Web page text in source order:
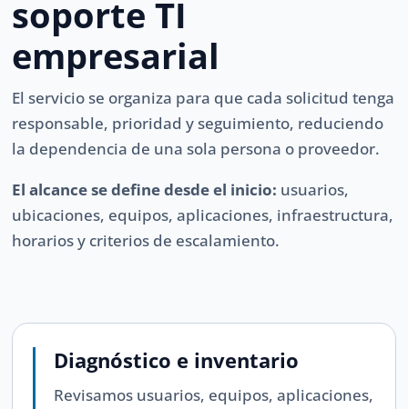
soporte TI
empresarial
El servicio se organiza para que cada solicitud tenga
responsable, prioridad y seguimiento, reduciendo
la dependencia de una sola persona o proveedor.
El alcance se define desde el inicio: usuarios,
ubicaciones, equipos, aplicaciones, infraestructura,
horarios y criterios de escalamiento.
Diagnóstico e inventario
Revisamos usuarios, equipos, aplicaciones,